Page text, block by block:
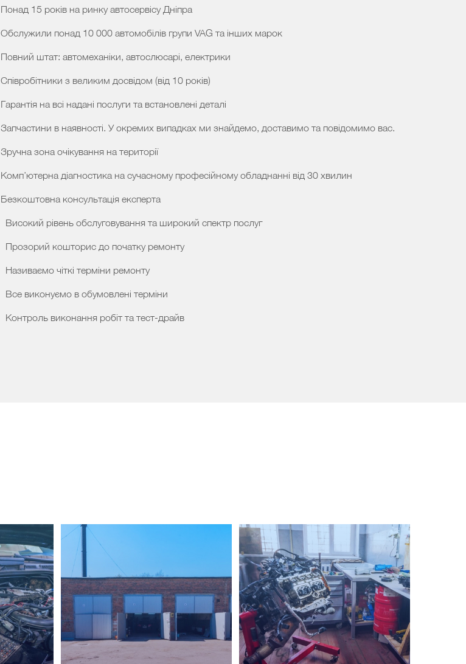
Понад 15 років на ринку автосервісу Дніпра
Обслужили понад 10 000 автомобілів групи VAG та інших марок
Повний штат: автомеханіки, автослюсарі, електрики
Співробітники з великим досвідом (від 10 років)
Гарантія на всі надані послуги та встановлені деталі
Запчастини в наявності. У окремих випадках ми знайдемо, доставимо та повідомимо вас.
Зручна зона очікування на території
Комп’ютерна діагностика на сучасному професійному обладнанні від 30 хвилин
Безкоштовна консультація експерта
Високий рівень обслуговування та широкий спектр послуг
Прозорий кошторис до початку ремонту
Називаємо чіткі терміни ремонту
Все виконуємо в обумовлені терміни
Контроль виконання робіт та тест-драйв